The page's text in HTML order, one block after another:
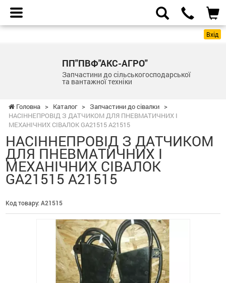
Вхід
ПП"ПВФ"АКС-АГРО"
Запчастини до сільськогосподарської
та вантажної техніки
Головна > Каталог > Запчастини до сівалки >
НАСІННЕПРОВІД З ДАТЧИКОМ ДЛЯ ПНЕВМАТИЧНИХ І
МЕХАНІЧНИХ СІВАЛОК GA21515 A21515
НАСІННЕПРОВІД З ДАТЧИКОМ
ДЛЯ ПНЕВМАТИЧНИХ І
МЕХАНІЧНИХ СІВАЛОК
GA21515 A21515
Код товару: A21515